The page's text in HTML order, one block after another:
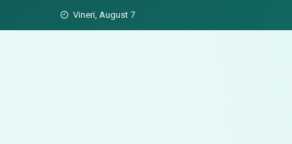
Vineri, August 7